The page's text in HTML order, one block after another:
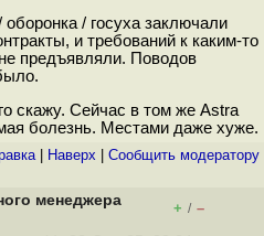
/ госуха заключали
и требований к каким-то
предъявляли. Поводов
скажу. Сейчас в том же Astra
болезнь. Местами даже хуже.
| Наверх Cообщить модератору
менеджера
+ / –